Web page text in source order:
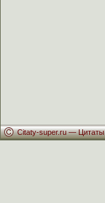
Citaty-super.ru —Цитаты